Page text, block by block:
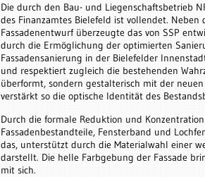
Die durch den Bau- und Liegenschaftsbetrieb
des Finanzamtes Bielefeld ist vollendet.
Fassadenentwurf überzeugte das von SSP
durch die Ermöglichung der optimierten
Fassadensanierung in der Bielefelder
und respektiert zugleich die bestehenden
überformt, sondern gestalterisch mit der
verstärkt so die optische Identität des
Durch die formale Reduktion und
Fassadenbestandteile, Fensterband und
das, unterstützt durch die Materialwahl einer
darstellt. Die helle Farbgebung der Fassade
mit sich.